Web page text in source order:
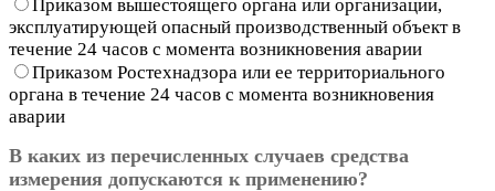
Приказом вышестоящего органа или организации,
эксплуатирующей опасный производственный объект в
течение 24 часов с момента возникновения аварии
Приказом Ростехнадзора или ее территориального
органа в течение 24 часов с момента возникновения
аварии
В каких из перечисленных случаев средства
измерения допускаются к применению?